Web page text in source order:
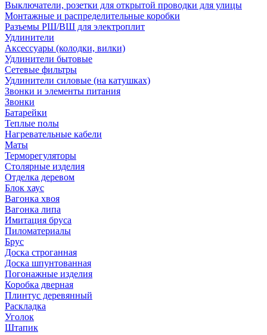
Выключатели, розетки для открытой проводки для улицы
Монтажные и распределительные коробки
Разъемы РШ/ВШ для электроплит
Удлинители
Аксессуары (колодки, вилки)
Удлинители бытовые
Сетевые фильтры
Удлинители силовые (на катушках)
Звонки и элементы питания
Звонки
Батарейки
Теплые полы
Нагревательные кабели
Маты
Терморегуляторы
Столярные изделия
Отделка деревом
Блок хаус
Вагонка хвоя
Вагонка липа
Имитация бруса
Пиломатериалы
Брус
Доска строганная
Доска шпунтованная
Погонажные изделия
Коробка дверная
Плинтус деревянный
Раскладка
Уголок
Штапик